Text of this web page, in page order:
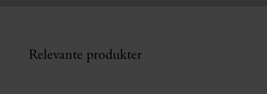
Relevante produkter